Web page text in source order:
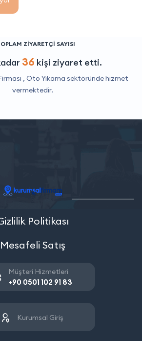
ZİYARETÇİ SAYISI
36 kişi ziyaret etti.
, Oto Yıkama sektöründe hizmet
vermektedir.
Politikası
Mesafeli Satış
Müşteri Hizmetleri
+90 0501 102 91 83
Kurumsal Giriş